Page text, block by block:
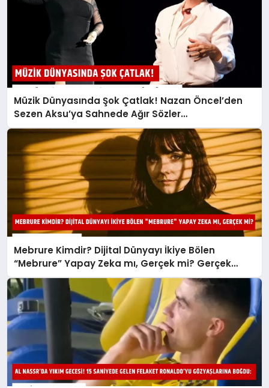
Müzik Dünyasında Şok Çatlak! Nazan Öncel’den
Sezen Aksu’ya Sahnede Ağır Sözler…
Mebrure Kimdir? Dijital Dünyayı İkiye Bölen
“Mebrure” Yapay Zeka mı, Gerçek mi? Gerçek
Ortaya Çıktı!